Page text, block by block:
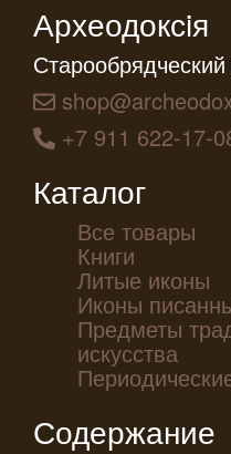
Археодоксiя
+7 911 622-17-
Каталог
Все товары
Книги
Литые иконы
Иконы
Предметы
искусства
Содержание